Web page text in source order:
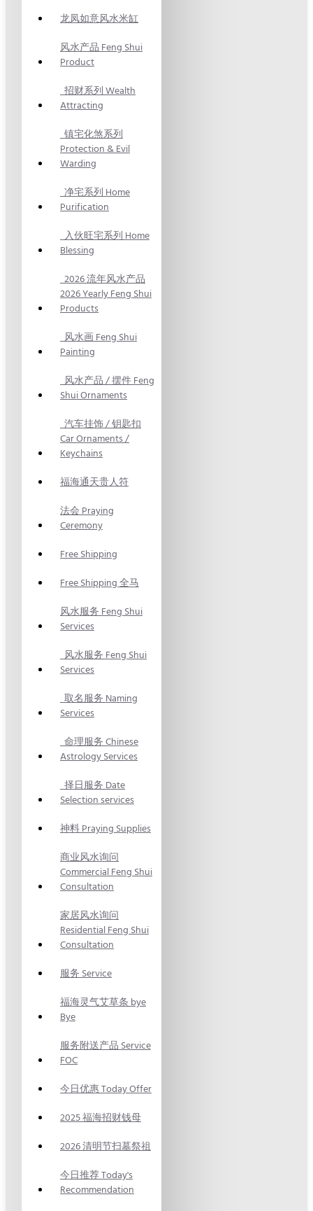
龙凤如意风水米缸
风水产品 Feng Shui
Product
招财系列 Wealth
Attracting
镇宅化煞系列
Protection & Evil
Warding
净宅系列 Home
Purification
入伙旺宅系列 Home
Blessing
2026 流年风水产品
2026 Yearly Feng Shui
Products
风水画 Feng Shui
Painting
风水产品 / 摆件 Feng
Shui Ornaments
汽车挂饰 / 钥匙扣
Car Ornaments /
Keychains
福海通天贵人符
法会 Praying
Ceremony
Free Shipping
Free Shipping 全马
风水服务 Feng Shui
Services
风水服务 Feng Shui
Services
取名服务 Naming
Services
命理服务 Chinese
Astrology Services
择日服务 Date
Selection services
神料 Praying Supplies
商业风水询问
Commercial Feng Shui
Consultation
家居风水询问
Residential Feng Shui
Consultation
服务 Service
福海灵气艾草条 bye
Bye
服务附送产品 Service
FOC
今日优惠 Today Offer
2025 福海招财钱母
2026 清明节扫墓祭祖
今日推荐 Today's
Recommendation